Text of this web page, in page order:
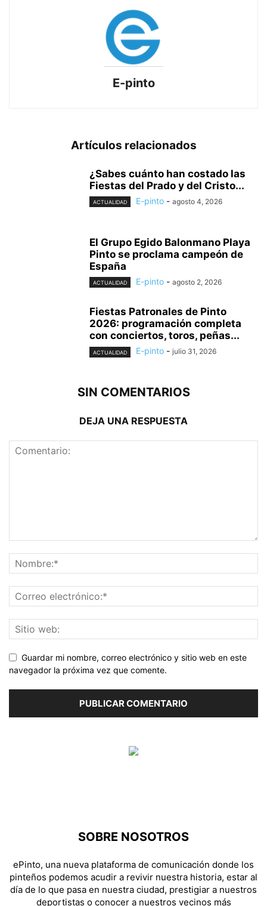
E-pinto
Artículos relacionados
¿Sabes cuánto han costado las
Fiestas del Prado y del Cristo...
ACTUALIDAD E-pinto - agosto 4, 2026
El Grupo Egido Balonmano Playa
Pinto se proclama campeón de
España
ACTUALIDAD E-pinto - agosto 2, 2026
Fiestas Patronales de Pinto
2026: programación completa
con conciertos, toros, peñas...
ACTUALIDAD E-pinto - julio 31, 2026
SIN COMENTARIOS
DEJA UNA RESPUESTA
Guardar mi nombre, correo electrónico y sitio web en este
navegador la próxima vez que comente.
SOBRE NOSOTROS
ePinto, una nueva plataforma de comunicación donde los
pinteños podemos acudir a revivir nuestra historia, estar al
día de lo que pasa en nuestra ciudad, prestigiar a nuestros
deportistas o conocer a nuestros vecinos más